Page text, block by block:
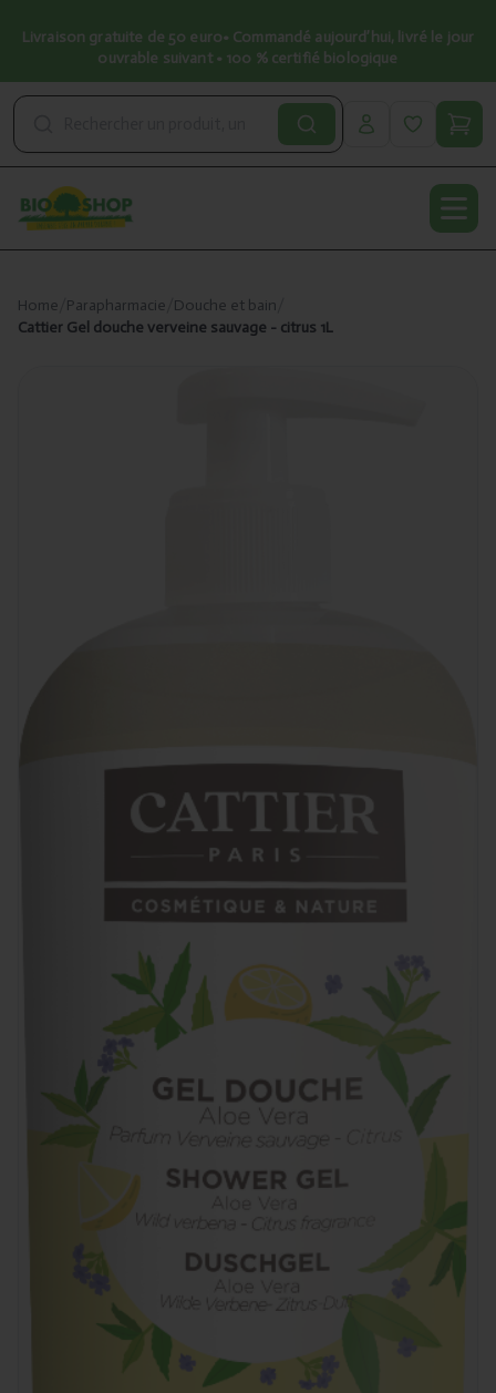
Livraison gratuite de 50 euro• Commandé aujourd’hui, livré le jour
ouvrable suivant • 100 % certifié biologique
Home Parapharmacie Douche et bain
Cattier Gel douche verveine sauvage - citrus 1L